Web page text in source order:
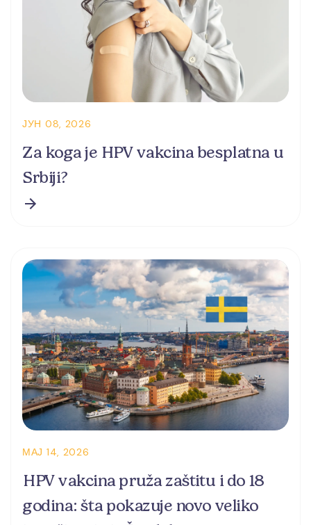
ЈУН 08, 2026
Za koga je HPV vakcina besplatna u
Srbiji?
МАЈ 14, 2026
HPV vakcina pruža zaštitu i do 18
godina: šta pokazuje novo veliko